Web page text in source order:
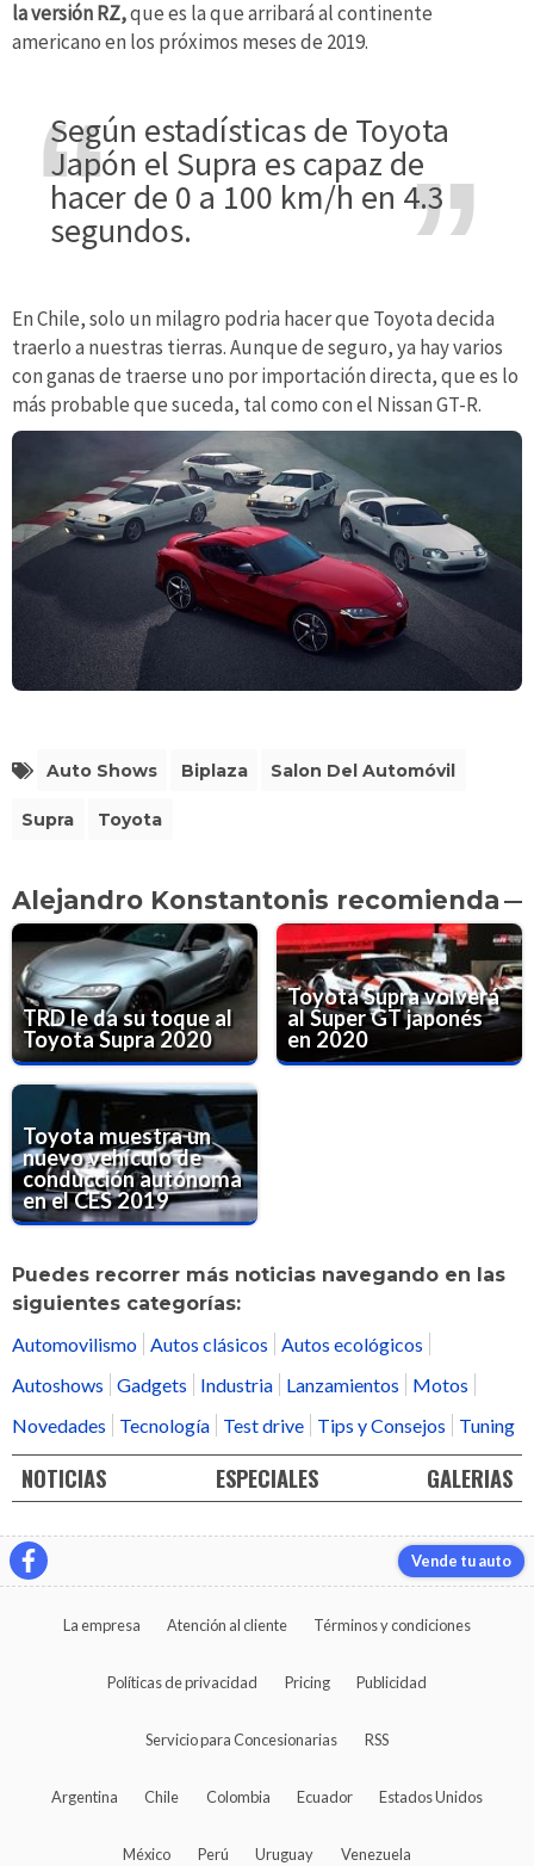
la versión RZ,que es la que arribará al continente
americano en los próximos meses de 2019.
Según estadísticas de Toyota
Japón el Supra es capaz de
hacer de 0 a 100 km/h en 4.3
segundos.
En Chile, solo un milagro podria hacer que Toyota decida
traerlo a nuestras tierras. Aunque de seguro, ya hay varios
con ganas de traerse uno por importación directa, que es lo
más probable que suceda, tal como con el Nissan GT-R.
Auto Shows Biplaza Salon Del Automóvil
Supra Toyota
Alejandro Konstantonis recomienda
TRD le da su toque al
Toyota Supra 2020
Toyota Supra volverá
al Super GT japonés
en 2020
Toyota muestra un
nuevo vehículo de
conducción autónoma
en el CES 2019
Puedes recorrer más noticias navegando en las
siguientes categorías:
Automovilismo
Autos clásicos
Autos ecológicos
Autoshows
Gadgets Industria Lanzamientos
Motos
Novedades
Tecnología Test drive Tips y Consejos Tuning
NOTICIAS ESPECIALES GALERIAS
Vende tu auto
La empresa Atención al cliente Términos y condiciones
Políticas de privacidad Pricing Publicidad
Servicio para Concesionarias RSS
Argentina Chile Colombia Ecuador Estados Unidos
México Perú Uruguay Venezuela